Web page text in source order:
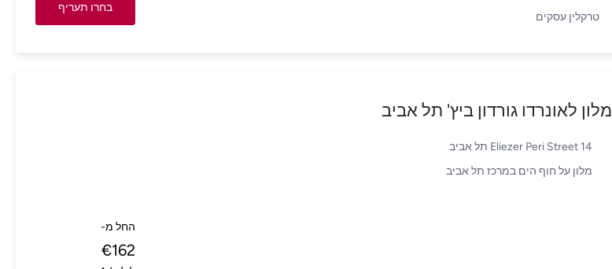
טרקלין עסקים
בחרו תעריף
מלון לאונרדו גורדון ביץ' תל אביב
14 Eliezer Peri Street תל אביב
מלון על חוף הים במרכז תל אביב
החל מ-
€162